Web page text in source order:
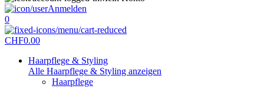
Anmelden
0
CHF0.00
Haarpflege & Styling
Alle Haarpflege & Styling anzeigen
Haarpflege